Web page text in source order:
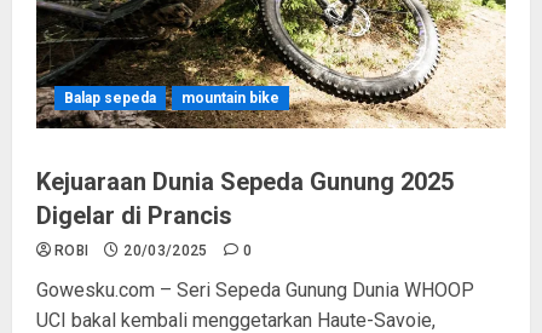
Balap sepeda mountain bike
Kejuaraan Dunia Sepeda Gunung 2025
Digelar di Prancis
ROBI 20/03/2025 0
Gowesku.com – Seri Sepeda Gunung Dunia WHOOP
UCI bakal kembali menggetarkan Haute-Savoie,